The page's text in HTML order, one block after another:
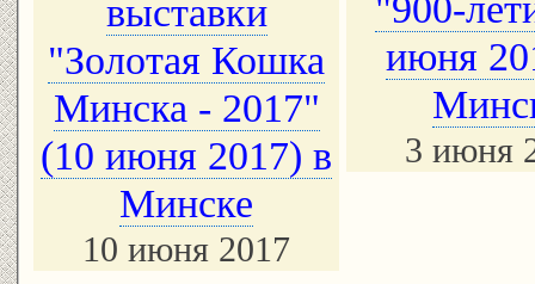
выставки
"Золотая Кошка
Минска - 2017"
(10 июня 2017) в
Минске
10 июня 2017
"900-
июня
3 июня